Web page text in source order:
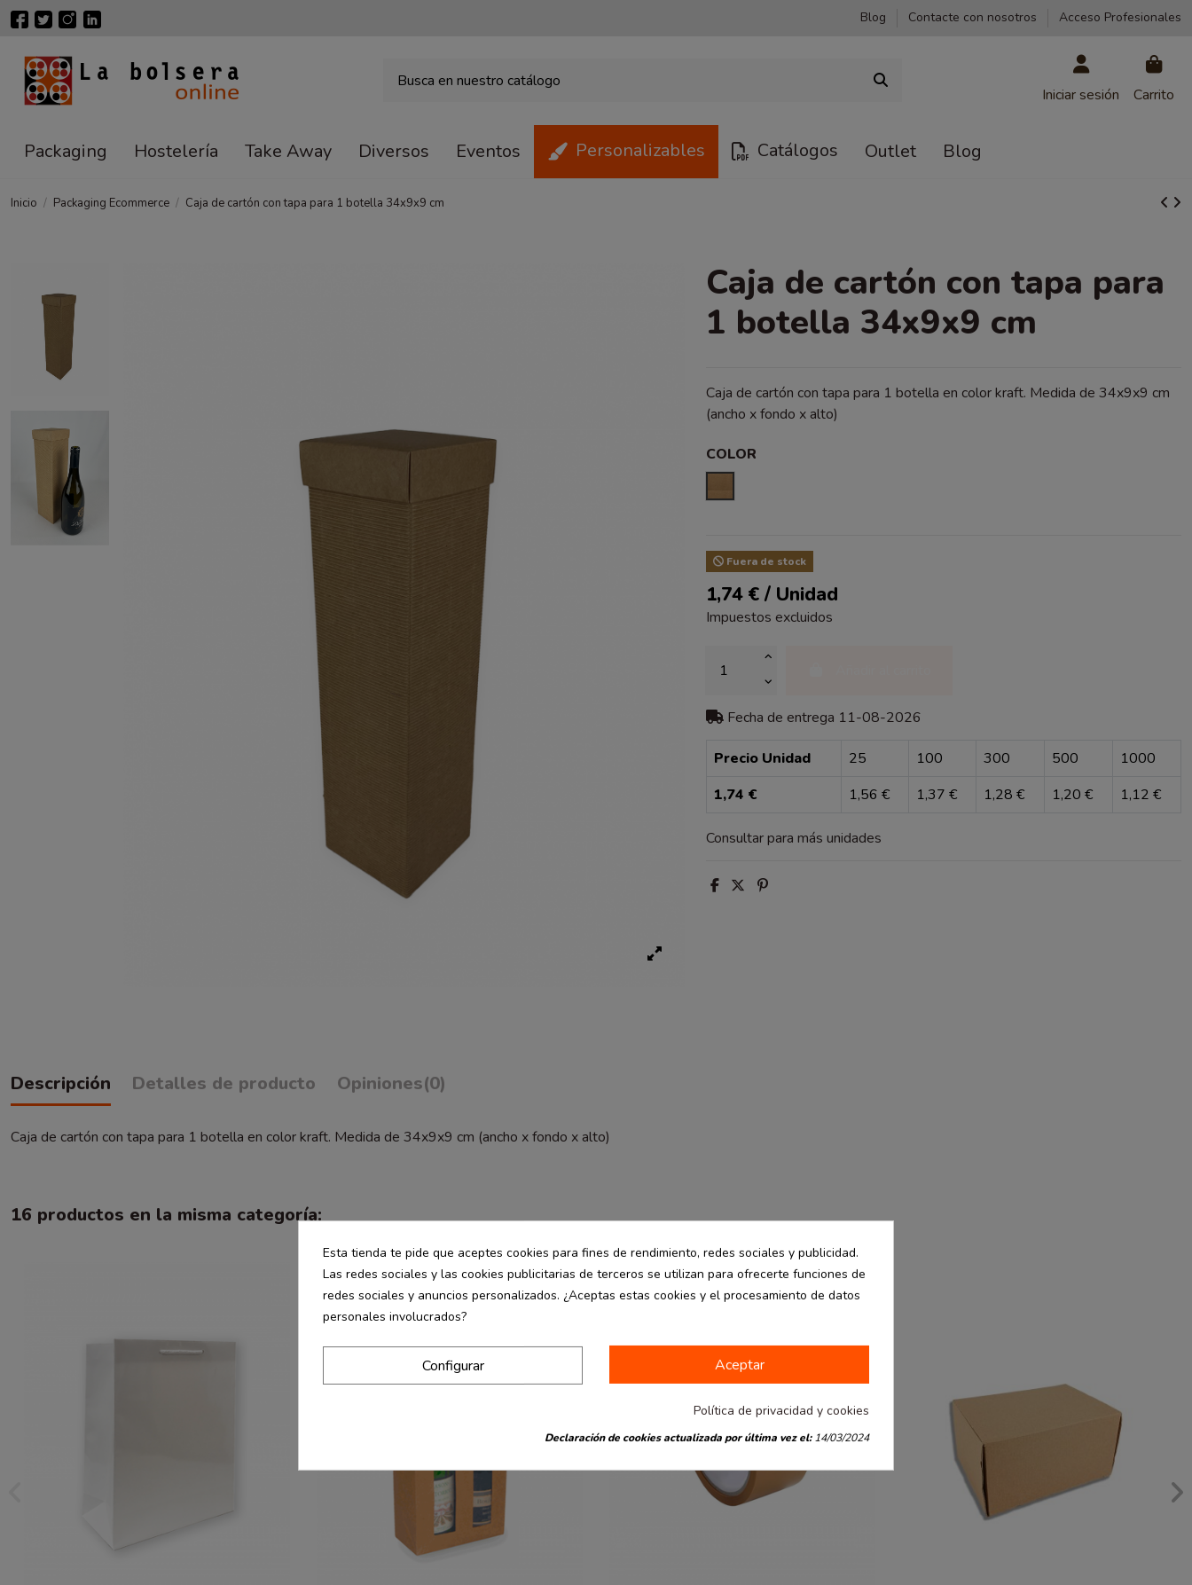
Blog Contacte con nosotros Acceso Profesionales
Iniciar sesión Carrito
Packaging Hostelería Take Away Diversos Eventos Personalizables Catálogos Outlet Blog
Inicio Packaging Ecommerce Caja de cartón con tapa para 1 botella 34x9x9 cm
Caja de cartón con tapa para
1 botella 34x9x9 cm
Caja de cartón con tapa para 1 botella en color kraft. Medida de 34x9x9 cm
(ancho x fondo x alto)
COLOR
Fuera de stock
1,74 € / Unidad
Impuestos excluidos
Fecha de entrega 11-08-2026
Precio Unidad 25 100 300 500
1000
1,74 €
1,56 € 1,37 € 1,28 € 1,20 € 1,12 €
Consultar para más unidades
Descripción Detalles de producto Opiniones(0)
Caja de cartón con tapa para 1 botella en color kraft. Medida de 34x9x9 cm (ancho x fondo x alto)
16 productos en la misma categoría:
Esta tienda te pide que aceptes cookies para fines de rendimiento, redes sociales y publicidad.
Las redes sociales y las cookies publicitarias de terceros se utilizan para ofrecerte funciones de
redes sociales y anuncios personalizados. ¿Aceptas estas cookies y el procesamiento de datos
personales involucrados?
Aceptar
Configurar
Política de privacidad y cookies
Declaración de cookies actualizada por última vez el:14/03/2024